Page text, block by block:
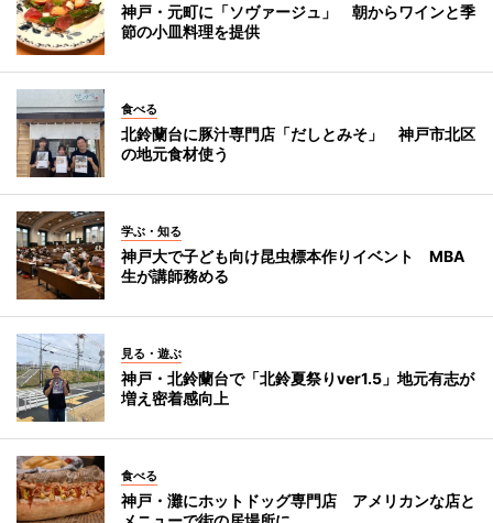
神戸・元町に「ソヴァージュ」 朝からワインと季
節の小皿料理を提供
食べる
北鈴蘭台に豚汁専門店「だしとみそ」 神戸市北区
の地元食材使う
学ぶ・知る
神戸大で子ども向け昆虫標本作りイベント MBA
生が講師務める
見る・遊ぶ
神戸・北鈴蘭台で「北鈴夏祭りver1.5」地元有志が
増え密着感向上
食べる
神戸・灘にホットドッグ専門店 アメリカンな店と